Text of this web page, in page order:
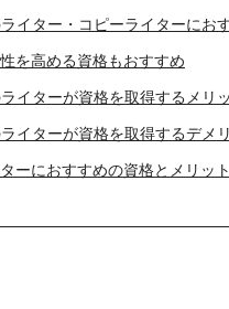
イター・コピーライターにお
を高める資格もおすすめ
イターが資格を取得するメリ
イターが資格を取得するデメ
ーにおすすめの資格とメリッ